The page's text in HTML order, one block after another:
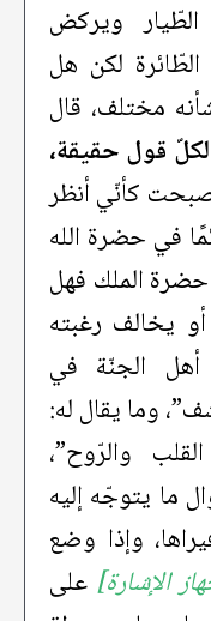
ويركض
لكن هل
مختلف، قال
قول حقيقة،
كأنّي أنظر
في حضرة الله
الملك فهل
يخالف رغبته
الجنّة في
وما يقال له:
والرّوح”،
ما يتوجّه إليه
وإذا وضع
الإشارة] على